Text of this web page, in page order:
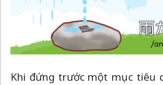
Khi đứng trước một mục tiêu